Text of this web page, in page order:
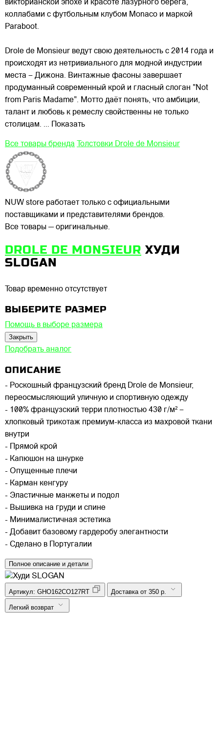
викторианской эпохе и красоте лазурного берега,
коллабами с футбольным клубом Monaco и маркой
Paraboot.
Drole de Monsieur ведут свою деятельность с 2014 года и
происходят из нетривиального для модной индустрии
места – Дижона. Винтажные фасоны завершает
продуманный современный крой и гласный слоган "Not
from Paris Madame". Мотто даёт понять, что амбиции,
талант и любовь к ремеслу свойственны не только
столицам. ... Показать
Все товары бренда Толстовки Drole de Monsieur
NUW store работает только с официальными
поставщиками и представителями брендов.
Все товары — оригинальные.
DROLE DE MONSIEUR ХУДИ
SLOGAN
Товар временно отсутствует
ВЫБЕРИТЕ РАЗМЕР
Помощь в выборе размера
Закрыть
Подобрать аналог
ОПИСАНИЕ
- Роскошный французский бренд Drole de Monsieur,
переосмысляющий уличную и спортивную одежду
- 100% французский терри плотностью 430 г/м² –
хлопковый трикотаж премиум-класса из махровой ткани
внутри
- Прямой крой
- Капюшон на шнурке
- Опущенные плечи
- Карман кенгуру
- Эластичные манжеты и подол
- Вышивка на груди и спине
- Минималистичная эстетика
- Добавит базовому гардеробу элегантности
- Сделано в Португалии
Полное описание и детали
Артикул: GHO162CO127RT Доставка от 350 р.
Легкий возврат